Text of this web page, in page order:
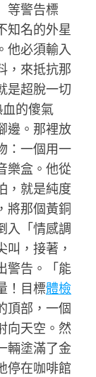
等警告標
知名的外星
他必須輸入
，來抵抗那
是超脫一切
的傻氣
邊。那裡放
：一個用一
樂盒。他從
，就是純度
將那個黃銅
入「情感調
，接著，
警告。「能
！目標體檢
頂部，一個
向天空。然
輛塗滿了金
停在咖啡館